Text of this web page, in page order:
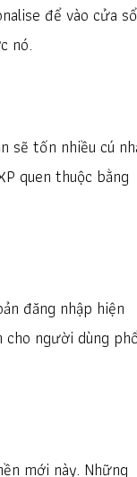
để vào cửa sổ
nó.
sẽ tốn nhiều cú
quen thuộc bằng
đăng nhập hiện
cho người dùng
mới này. Những